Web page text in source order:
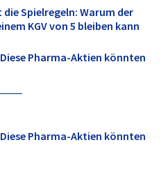
Spielregeln: Warum der
KGV von 5 bleiben kann
Pharma-Aktien könnten
Pharma-Aktien könnten